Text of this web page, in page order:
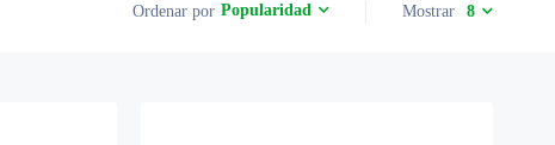
Ordenar por Popularidad Mostrar 8